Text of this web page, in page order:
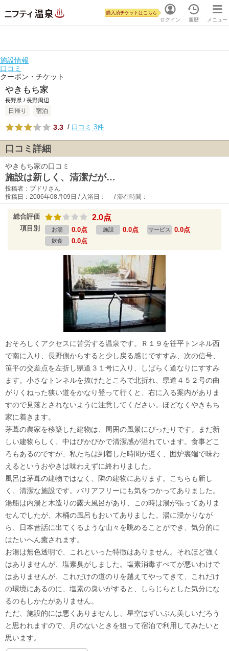
ログイン
購入済チケットはこちら
履歴 メニュー
施設情報
口コミ
クーポン・チケット
やきもち家
長野県 / 長野周辺
日帰り 宿泊
3.3 / 口コミ 3件
口コミ詳細
やきもち家の口コミ
施設は新しく、清潔だが…
投稿者：ブドリさん
投稿日：2006年08月09日 / 入浴日： - / 滞在時間： -
総合評価 2.0点
項目別 お湯 0.0点 施設 0.0点 サービス 0.0点
飲食 0.0点
おそろしくアクセスに苦労する温泉です。Ｒ１９を笹平トンネル西
で南に入り、長野側からすると少し戻る感じですすみ、次の信号、
笹平の交差点を左折し県道３１号に入り、しばらく道なりにすすみ
ます。小さなトンネルを抜けたところで北折れ、県道４５２号の曲
がりくねった狭い道をかなり登って行くと、右に入る案内がありま
すので見落とされないように注意してください。ほどなくやきもち
家に着きます。
茅葺の農家を移築した建物は、周囲の風景にぴったりです。まだ新
しい建物らしく、中はぴかぴかで清潔感が溢れています。食事どこ
ろもあるのですが、私たちは到着した時間が遅く、囲炉裏端で味わ
えるというおやきは味わえずに終わりました。
風呂は茅葺の建物ではなく、隣の建物にあります。こちらも新し
く、清潔な施設です。バリアフリーにも気をつかってありました。
湯船は内湯と木造りの露天風呂があり、この時は湯が張ってありま
せんでしたが、木桶の風呂もおいてありました。湯に浸かりなが
ら、日本昔話に出てくるような山々を眺めることができ、気分的に
はたいへん癒されます。
お湯は無色透明で、これといった特徴はありません。それほど強く
はありませんが、塩素臭がしました。塩素消毒すべてが悪いわけで
はありませんが、これだけの道のりを越えてやってきて、これだけ
の環境にあるのに、塩素の臭いがすると、しらじらとした気分にな
るのもしかたがありません。
ただ、施設的には悪くありませんし、星空はずいぶん美しいだろう
と思われますので、月のないときを狙って宿泊で利用してみたいと
思います。